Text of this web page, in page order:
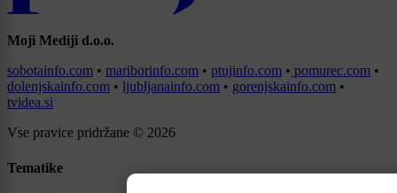
Moji Mediji d.o.o.
sobotainfo.com • mariborinfo.com • ptujinfo.com • pomurec.com •
dolenjskainfo.com • ljubljanainfo.com • gorenjskainfo.com •
tvidea.si
Vse pravice pridržane © 2026
Tematike